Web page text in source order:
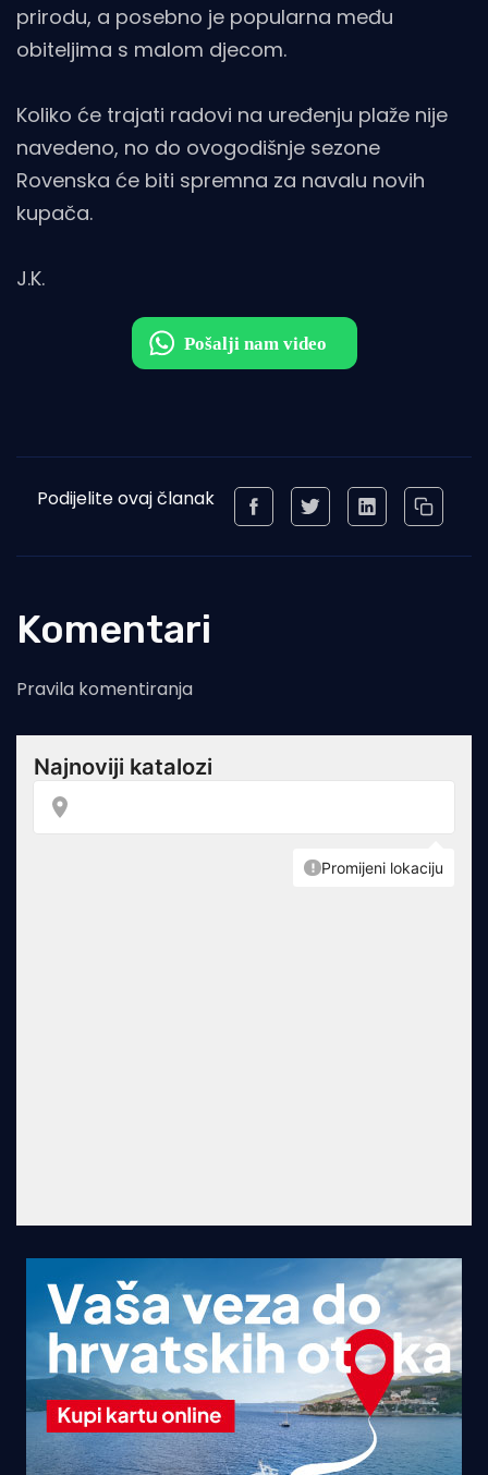
prirodu, a posebno je popularna među
obiteljima s malom djecom.
Koliko će trajati radovi na uređenju plaže nije
navedeno, no do ovogodišnje sezone
Rovenska će biti spremna za navalu novih
kupača.
J.K.
Podijelite ovaj članak
Komentari
Pravila komentiranja